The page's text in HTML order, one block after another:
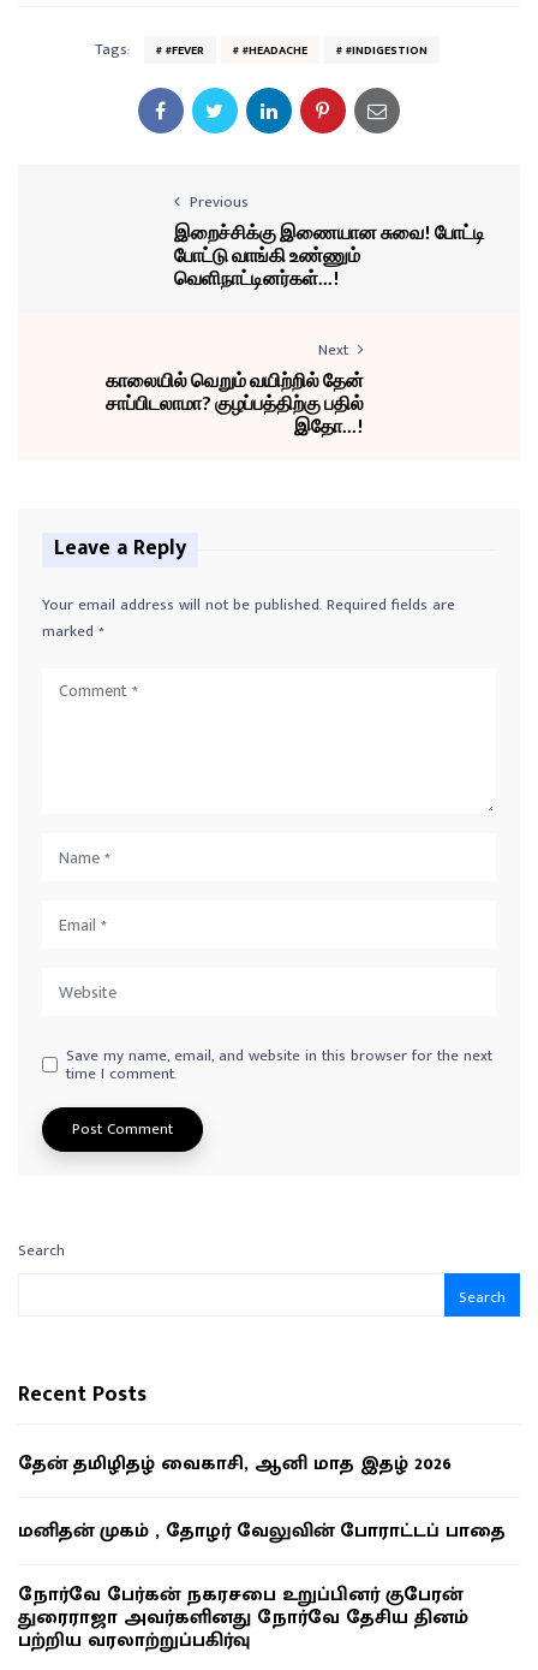
Tags: #FEVER #HEADACHE #INDIGESTION
Previous
இறைச்சிக்கு இணையான சுவை! போட்டி
போட்டு வாங்கி உண்ணும்
வெளிநாட்டினர்கள்...!
Next
காலையில் வெறும் வயிற்றில் தேன்
சாப்பிடலாமா? குழப்பத்திற்கு பதில்
இதோ...!
Leave a Reply
Your email address will not be published.Required fields are
marked *
Save my name, email, and website in this browser for the next
time I comment.
Search
Search
Recent Posts
தேன் தமிழிதழ் வைகாசி, ஆனி மாத இதழ் 2026
மனிதன் முகம் , தோழர் வேலுவின் போராட்டப் பாதை
நோர்வே பேர்கன் நகரசபை உறுப்பினர் குபேரன்
துரைராஜா அவர்களினது நோர்வே தேசிய தினம்
பற்றிய வரலாற்றுப்பகிர்வு